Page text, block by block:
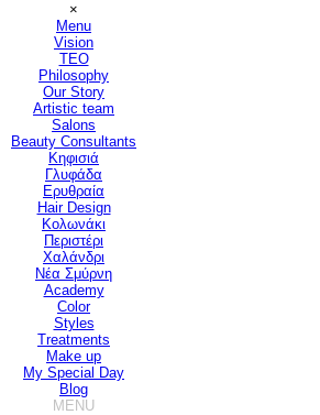
×
Menu
Vision
TEO
Philosophy
Our Story
Artistic team
Salons
Beauty Consultants
Κηφισιά
Γλυφάδα
Ερυθραία
Hair Design▼
Κολωνάκι
Περιστέρι
Χαλάνδρι
Νέα Σμύρνη
Academy
Color
Styles
Treatments
Make up
My Special Day
Blog
MENU